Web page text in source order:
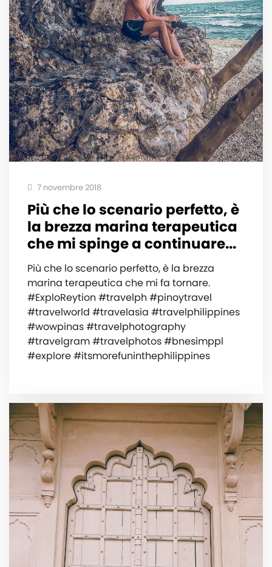
7 novembre 2018
Più che lo scenario perfetto, è
la brezza marina terapeutica
che mi spinge a continuare...
Più che lo scenario perfetto, è la brezza
marina terapeutica che mi fa tornare.
#ExploReytion #travelph #pinoytravel
#travelworld #travelasia #travelphilippines
#wowpinas #travelphotography
#travelgram #travelphotos #bnesimppl
#explore #itsmorefuninthephilippines